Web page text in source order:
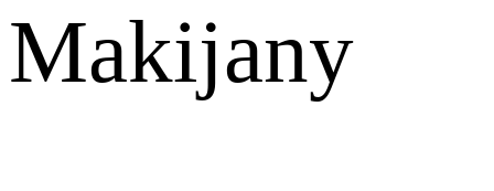
Makijany